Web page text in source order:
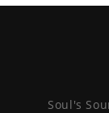
Soul's